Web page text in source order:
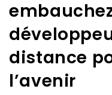
distance
l’avenir